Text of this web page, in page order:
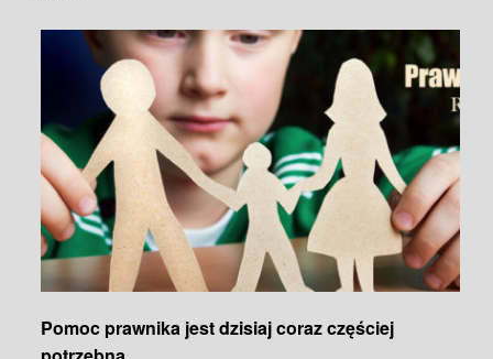
Pomoc prawnika jest dzisiaj coraz częściej